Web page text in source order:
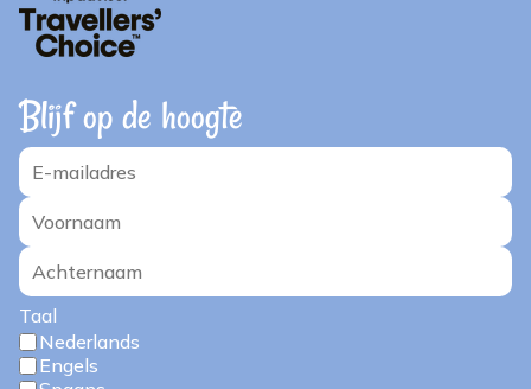
Blijf op de hoogte
Taal
Nederlands
Engels